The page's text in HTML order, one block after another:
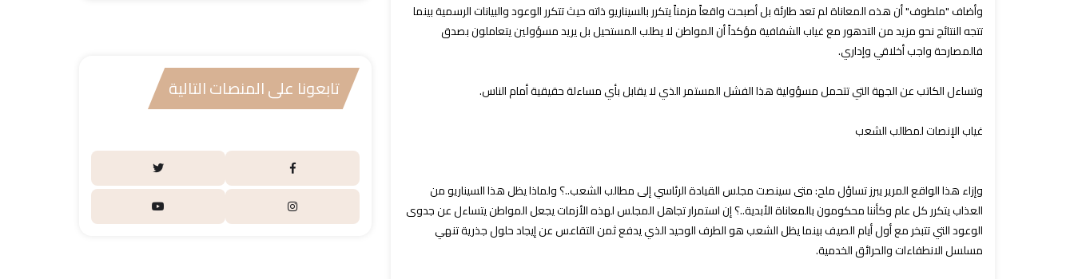
وأضاف "ملطوف" أن هذه المعاناة لم تعد طارئة بل أصبحت واقعاً مزمناً يتكرر بالسيناريو ذاته حيث تتكرر الوعود والبيانات الرسمية بينما
تتجه النتائج نحو مزيد من التدهور مع غياب الشفافية مؤكداً أن المواطن لا يطلب المستحيل بل يريد مسؤولين يتعاملون بصدق
فالمصارحة واجب أخلاقي وإداري.
وتساءل الكاتب عن الجهة التي تتحمل مسؤولية هذا الفشل المستمر الذي لا يقابل بأي مساءلة حقيقية أمام الناس.
غياب الإنصات لمطالب الشعب
وإزاء هذا الواقع المرير يبرز تساؤل ملح: متى سينصت مجلس القيادة الرئاسي إلى مطالب الشعب..؟ ولماذا يظل هذا السيناريو من
العذاب يتكرر كل عام وكأننا محكومون بالمعاناة الأبدية..؟ إن استمرار تجاهل المجلس لهذه الأزمات يجعل المواطن يتساءل عن جدوى
الوعود التي تتبخر مع أول أيام الصيف بينما يظل الشعب هو الطرف الوحيد الذي يدفع ثمن التقاعس عن إيجاد حلول جذرية تنهي
مسلسل الانطفاءات والحرائق الخدمية.
تابعونا على المنصات التالية